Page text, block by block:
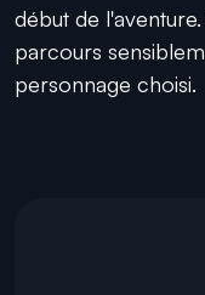
début de
parcours
personnage choisi.